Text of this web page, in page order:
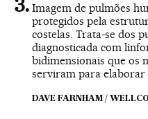
Imagem de pulmões
protegidos pela
costelas. Trata-se dos
diagnosticada com
bidimensionais que os
serviram para elaborar
DAVE FARNHAM /